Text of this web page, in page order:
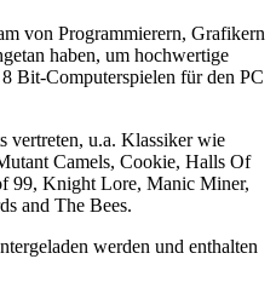
von Programmierern, Grafikern
haben, um hochwertige
Bit-Computerspielen für den PC
vertreten, u.a. Klassiker wie
Camels, Cookie, Halls Of
99, Knight Lore, Manic Miner,
and The Bees.
werden und enthalten